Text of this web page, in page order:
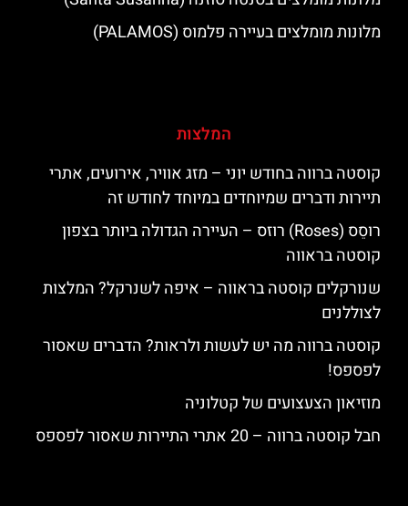
מלונות מומלצים בעיירה פלמוס (PALAMOS)
המלצות
קוסטה ברווה בחודש יוני – מזג אוויר, אירועים, אתרי
תיירות ודברים שמיוחדים במיוחד לחודש זה
רוסֵס (Roses) רוזס – העיירה הגדולה ביותר בצפון
קוסטה בראווה
שנורקלים קוסטה בראווה – איפה לשנרקל? המלצות
לצוללנים
קוסטה ברווה מה יש לעשות ולראות? הדברים שאסור
לפספס!
מוזיאון הצעצועים של קטלוניה
חבל קוסטה ברווה – 20 אתרי התיירות שאסור לפספס